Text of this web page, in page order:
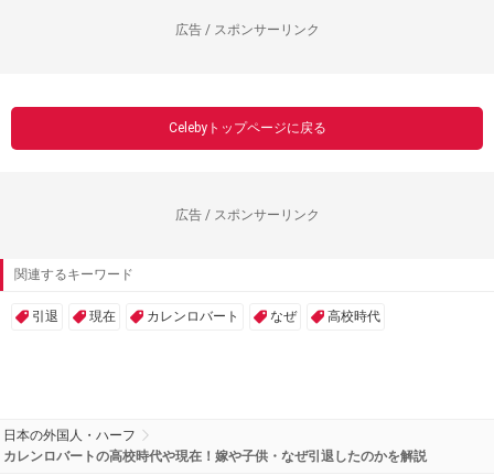
広告 / スポンサーリンク
Celebyトップページに戻る
広告 / スポンサーリンク
関連するキーワード
引退 現在 カレンロバート なぜ 高校時代
日本の外国人・ハーフ
カレンロバートの高校時代や現在！嫁や子供・なぜ引退したのかを解説